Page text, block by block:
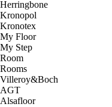
Herringbone
Kronopol
Kronotex
My Floor
My Step
Room
Rooms
Villeroy&Boch
AGT
Alsafloor